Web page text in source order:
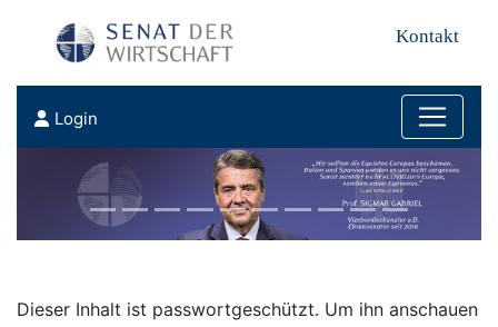
Kontakt
Login
Dieser Inhalt ist passwortgeschützt. Um ihn anschauen